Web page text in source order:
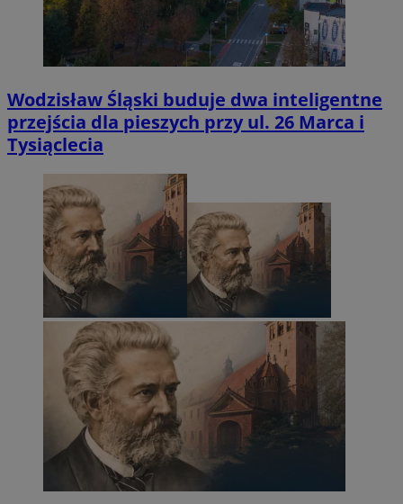
Wodzisław Śląski buduje dwa inteligentne
przejścia dla pieszych przy ul. 26 Marca i
Tysiąclecia